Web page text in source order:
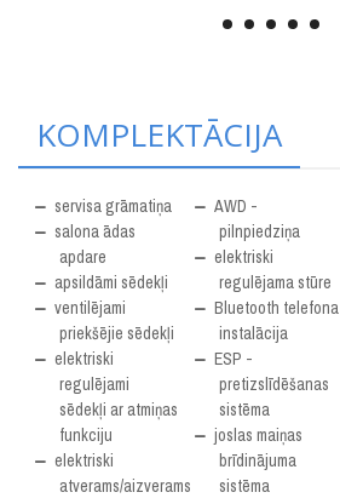
KOMPLEKTĀCIJA
servisa grāmatiņa
salona ādas
apdare
apsildāmi sēdekļi
ventilējami
priekšējie sēdekļi
elektriski
regulējami
sēdekļi ar atmiņas
funkciju
elektriski
atverams/aizverams
AWD -
pilnpiedziņa
elektriski
regulējama stūre
Bluetooth telefona
instalācija
ESP -
pretizslīdēšanas
sistēma
joslas maiņas
brīdinājuma
sistēma